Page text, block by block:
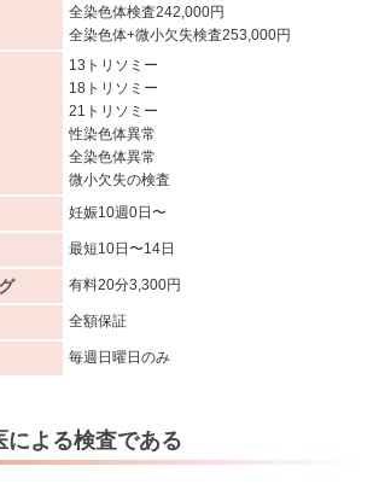
全染色体検査242,000円
全染色体+微小欠失検査253,000円
13トリソミー
18トリソミー
21トリソミー
性染色体異常
全染色体異常
微小欠失の検査
妊娠10週0日〜
最短10日〜14日
有料20分3,300円
全額保証
毎週日曜日のみ
による検査である